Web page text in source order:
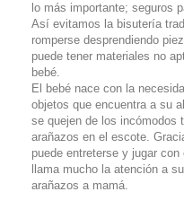
lo más importante; seguros
Así evitamos la bisutería
romperse desprendiendo
puede tener materiales no
bebé.
El bebé nace con la
objetos que encuentra a su
se quejen de los incómodos
arañazos en el escote.
puede entreterse y jugar
llama mucho la atención a
arañazos a mamá.